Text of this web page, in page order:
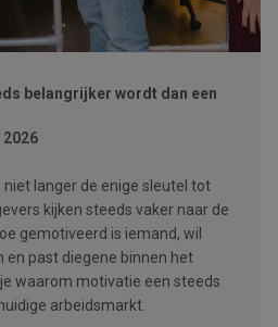
belangrijker wordt dan een
2026
niet langer de enige sleutel tot
kijken steeds vaker naar de
gemotiveerd is iemand, wil
en past diegene binnen het
waarom motivatie een steeds
arbeidsmarkt.